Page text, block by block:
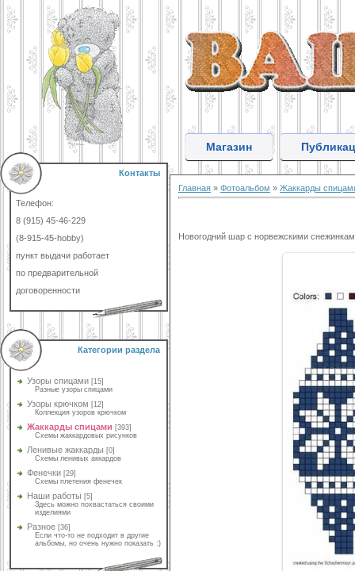
Контакты
Телефон:
8 (915) 45-46-229
(8-915-45-hobby)
пункт выдачи работает
по предварительной
договоренности
Категории раздела
Узоры спицами [15]
Разные узоры спицами
Узоры крючком [12]
Коллекция узоров крючком
Жаккарды спицами [393]
Схемы жаккардовых рисунков
Ленивые жаккарды [0]
Схемы ленивых аккардов
Фенечки [29]
Схемы плетения фенечек
Наши работы [5]
Здесь можно похвастаться своими
изделиями
Разное [36]
Если что-то не подходит в другие
альбомы, но очень нужно показать :)
Магазин
Главная » Фотоальбом » Жаккарды
Новогодний шар с норвежскими